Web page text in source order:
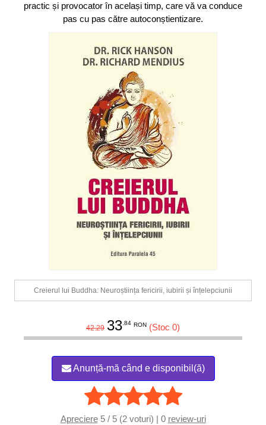
practic și provocator în același timp, care vă va conduce
pas cu pas către autoconștientizare.
Creierul lui Buddha: Neuroștiința fericirii, iubirii și înțelepciunii
42.29 33.84 RON (Stoc 0)
Anunță-mă când e disponibil(ă)
Apreciere5 / 5 (2 voturi) | 0 review-uri